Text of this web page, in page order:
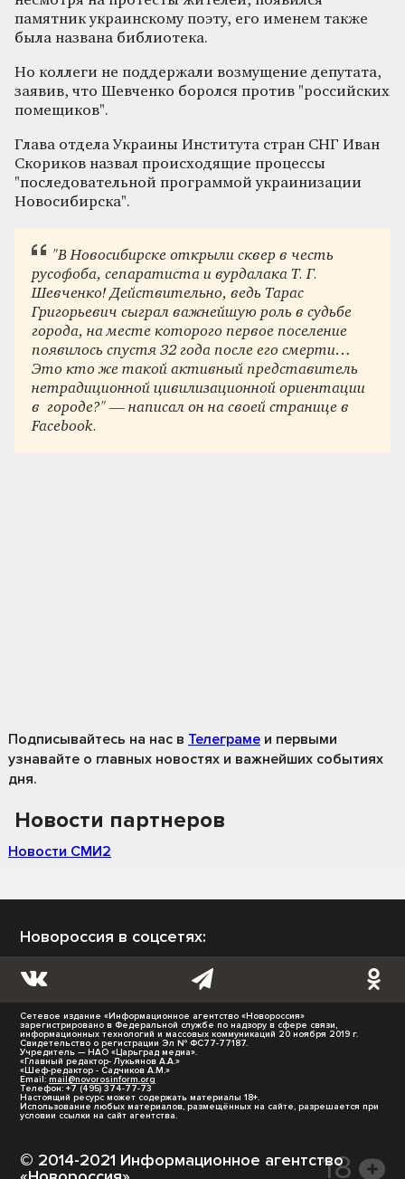
памятник украинскому поэту, его именем также
была названа библиотека.
Но коллеги не поддержали возмущение депутата,
заявив, что Шевченко боролся против "российских
помещиков".
Глава отдела Украины Института стран СНГ Иван
Скориков назвал происходящие процессы
"последовательной программой украинизации
Новосибирска".
"В Новосибирске открыли сквер в честь
русофоба, сепаратиста и вурдалака Т. Г.
Шевченко! Действительно, ведь Тарас
Григорьевич сыграл важнейшую роль в судьбе
города, на месте которого первое поселение
появилось спустя 32 года после его смерти…
Это кто же такой активный представитель
нетрадиционной цивилизационной ориентации
в городе?" — написал он на своей странице в
Facebook.
Подписывайтесь на нас в Телеграме и первыми
узнавайте о главных новостях и важнейших событиях
дня.
Новости партнеров
Новости СМИ2
Новороссия в соцсетях:
Сетевое издание «Информационное агентство «Новороссия»
зарегистрировано в Федеральной службе по надзору в сфере связи,
информационных технологий и массовых коммуникаций 20 ноября 2019 г.
Свидетельство о регистрации Эл № ФС77-77187.
Учредитель — НАО «Царьград медиа».
«Главный редактор- Лукьянов А.А.»
«Шеф-редактор - Садчиков А.М.»
Email: mail@novorosinform.org
Телефон: +7 (495) 374-77-73
Настоящий ресурс может содержать материалы 18+.
Использование любых материалов, размещённых на сайте, разрешается при
условии ссылки на сайт агентства.
© 2014-2021 Информационное агентство